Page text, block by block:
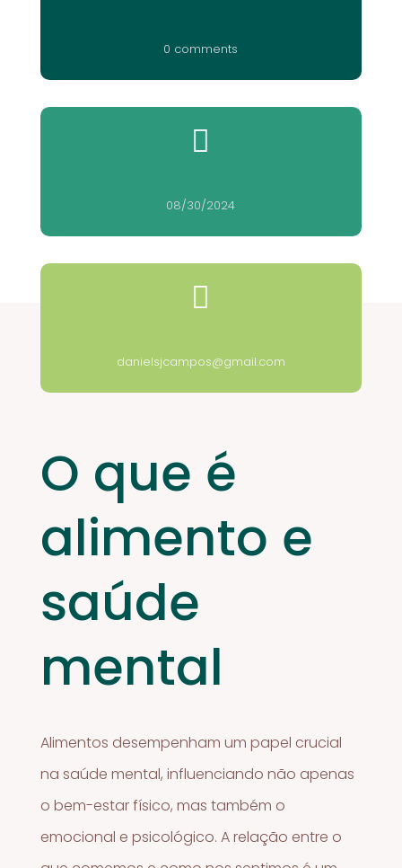
0 comments

08/30/2024

danielsjcampos@gmail.com
O que é
alimento e
saúde
mental
Alimentos desempenham um papel crucial
na saúde mental, influenciando não apenas
o bem-estar físico, mas também o
emocional e psicológico. A relação entre o